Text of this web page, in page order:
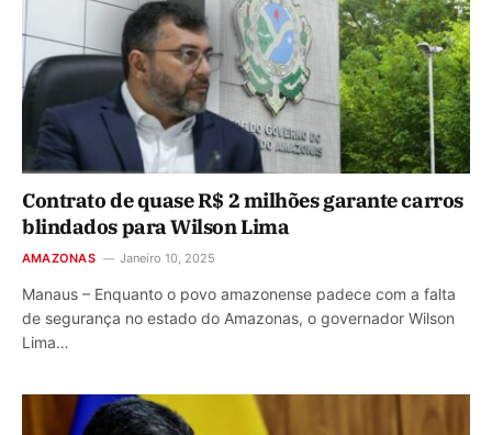
Contrato de quase R$ 2 milhões garante carros
blindados para Wilson Lima
AMAZONAS Janeiro 10, 2025
Manaus – Enquanto o povo amazonense padece com a falta
de segurança no estado do Amazonas, o governador Wilson
Lima…